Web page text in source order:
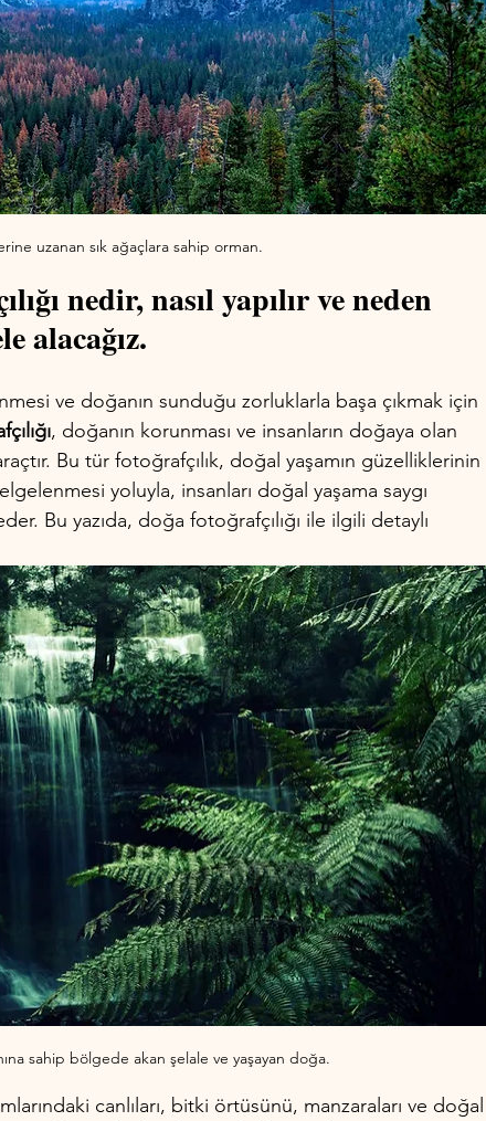
uzanan sık ağaçlara sahip orman.
nedir, nasıl yapılır ve neden
alacağız.
ve doğanın sunduğu zorluklarla başa çıkmak için
, doğanın korunması ve insanların doğaya olan
Bu tür fotoğrafçılık, doğal yaşamın güzelliklerinin
yoluyla, insanları doğal yaşama saygı
Bu yazıda, doğa fotoğrafçılığı ile ilgili detaylı
sahip bölgede akan şelale ve yaşayan doğa.
canlıları, bitki örtüsünü, manzaraları ve doğal